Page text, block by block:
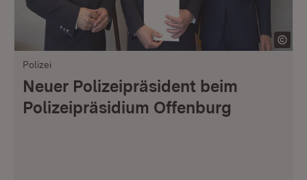
Polizei
Neuer Polizeipräsident beim
Polizeipräsidium Offenburg